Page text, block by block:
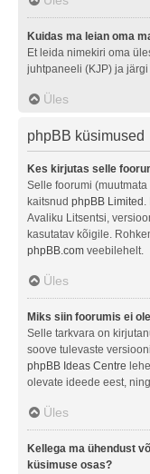
Kuidas ma leian oma
Et leida nimekiri oma
juhtpaneeli (KJP) ja
Üles
phpBB küsimused
Kes kirjutas selle
Selle foorumi
kaitsnud phpBB Limited .
Avaliku Litsentsi,
kasutatav kõigile.
phpBB.com veebilehelt.
Üles
Miks siin foorumis ei
Selle tarkvara on
soove tulevaste
phpBB Ideas Centre
olevate ideede eest,
Üles
Kellega ma ühendust
küsimuse osas?